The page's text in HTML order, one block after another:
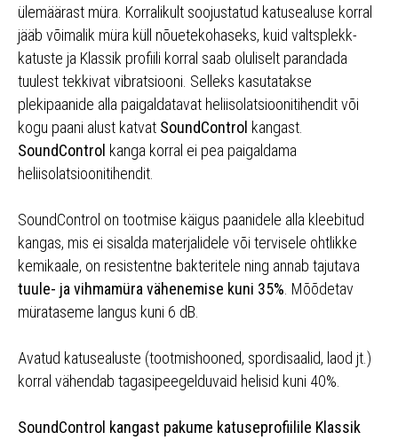
ülemäärast müra. Korralikult soojustatud katusealuse korral
jääb võimalik müra küll nõuetekohaseks, kuid valtsplekk-
katuste ja Klassik profiili korral saab oluliselt parandada
tuulest tekkivat vibratsiooni. Selleks kasutatakse
plekipaanide alla paigaldatavat heliisolatsioonitihendit või
kogu paani alust katvat SoundControl kangast.
SoundControl kanga korral ei pea paigaldama
heliisolatsioonitihendit.
SoundControl on tootmise käigus paanidele alla kleebitud
kangas, mis ei sisalda materjalidele või tervisele ohtlikke
kemikaale, on resistentne bakteritele ning annab tajutava
tuule- ja vihmamüra vähenemise kuni 35%. Mõõdetav
mürataseme langus kuni 6 dB.
Avatud katusealuste (tootmishooned, spordisaalid, laod jt.)
korral vähendab tagasipeegelduvaid helisid kuni 40%.
SoundControl kangast pakume katuseprofiilile Klassik